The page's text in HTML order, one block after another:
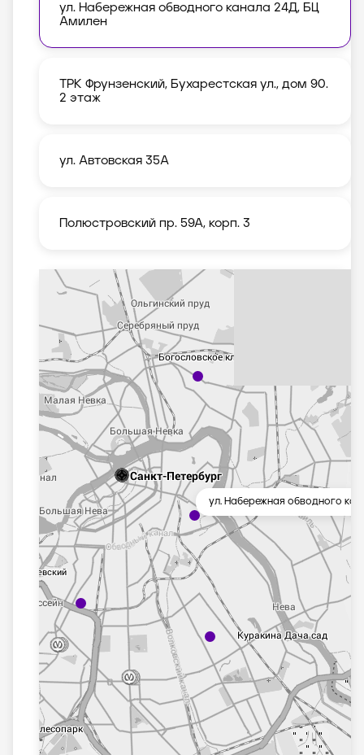
ул. Набережная обводного канала 24Д, БЦ
Амилен
ТРК Фрунзенский, Бухарестская ул., дом 90.
2 этаж
ул. Автовская 35А
Полюстровский пр. 59А, корп. 3